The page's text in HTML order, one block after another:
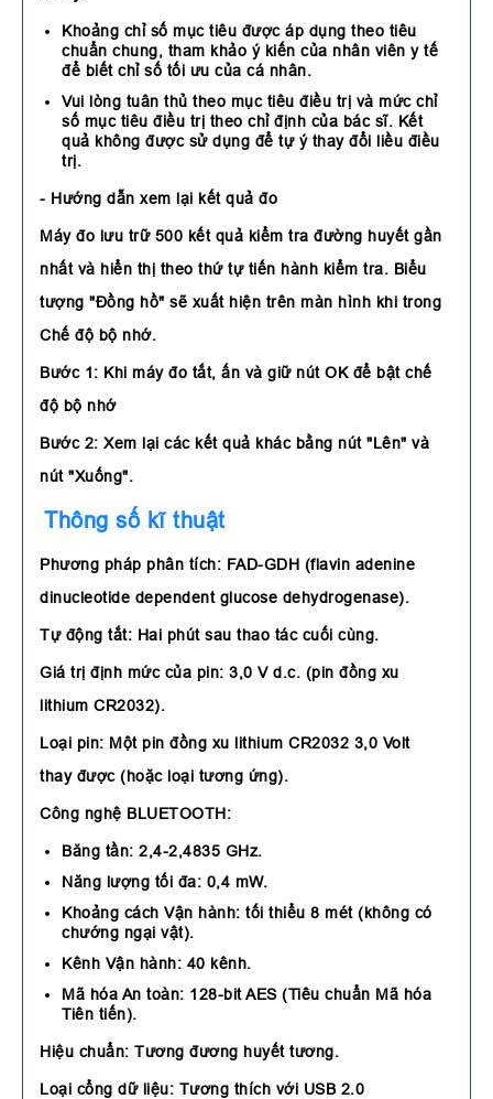
Khoảng chỉ số mục tiêu được áp dụng theo tiêu
chuẩn chung, tham khảo ý kiến của nhân viên y tế
để biết chỉ số tối ưu của cá nhân.
Vui lòng tuân thủ theo mục tiêu điều trị và mức chỉ
số mục tiêu điều trị theo chỉ định của bác sĩ. Kết
quả không được sử dụng để tự ý thay đổi liều điều
trị.
- Hướng dẫn xem lại kết quả đo
Máy đo lưu trữ 500 kết quả kiểm tra đường huyết gần
nhất và hiển thị theo thứ tự tiến hành kiểm tra. Biểu
tượng "Đồng hồ" sẽ xuất hiện trên màn hình khi trong
Chế độ bộ nhớ.
Bước 1: Khi máy đo tắt, ấn và giữ nút OK để bật chế
độ bộ nhớ
Bước 2: Xem lại các kết quả khác bằng nút "Lên" và
nút "Xuống".
Thông số kĩ thuật
Phương pháp phân tích: FAD-GDH (flavin adenine
dinucleotide dependent glucose dehydrogenase).
Tự động tắt: Hai phút sau thao tác cuối cùng.
Giá trị định mức của pin: 3,0 V d.c. (pin đồng xu
lithium CR2032).
Loại pin: Một pin đồng xu lithium CR2032 3,0 Volt
thay được (hoặc loại tương ứng).
Công nghệ BLUETOOTH:
Băng tần: 2,4-2,4835 GHz.
Năng lượng tối đa: 0,4 mW.
Khoảng cách Vận hành: tối thiểu 8 mét (không có
chướng ngại vật).
Kênh Vận hành: 40 kênh.
Mã hóa An toàn: 128-bit AES (Tiêu chuẩn Mã hóa
Tiên tiến).
Hiệu chuẩn: Tương đương huyết tương.
Loại cổng dữ liệu: Tương thích với USB 2.0